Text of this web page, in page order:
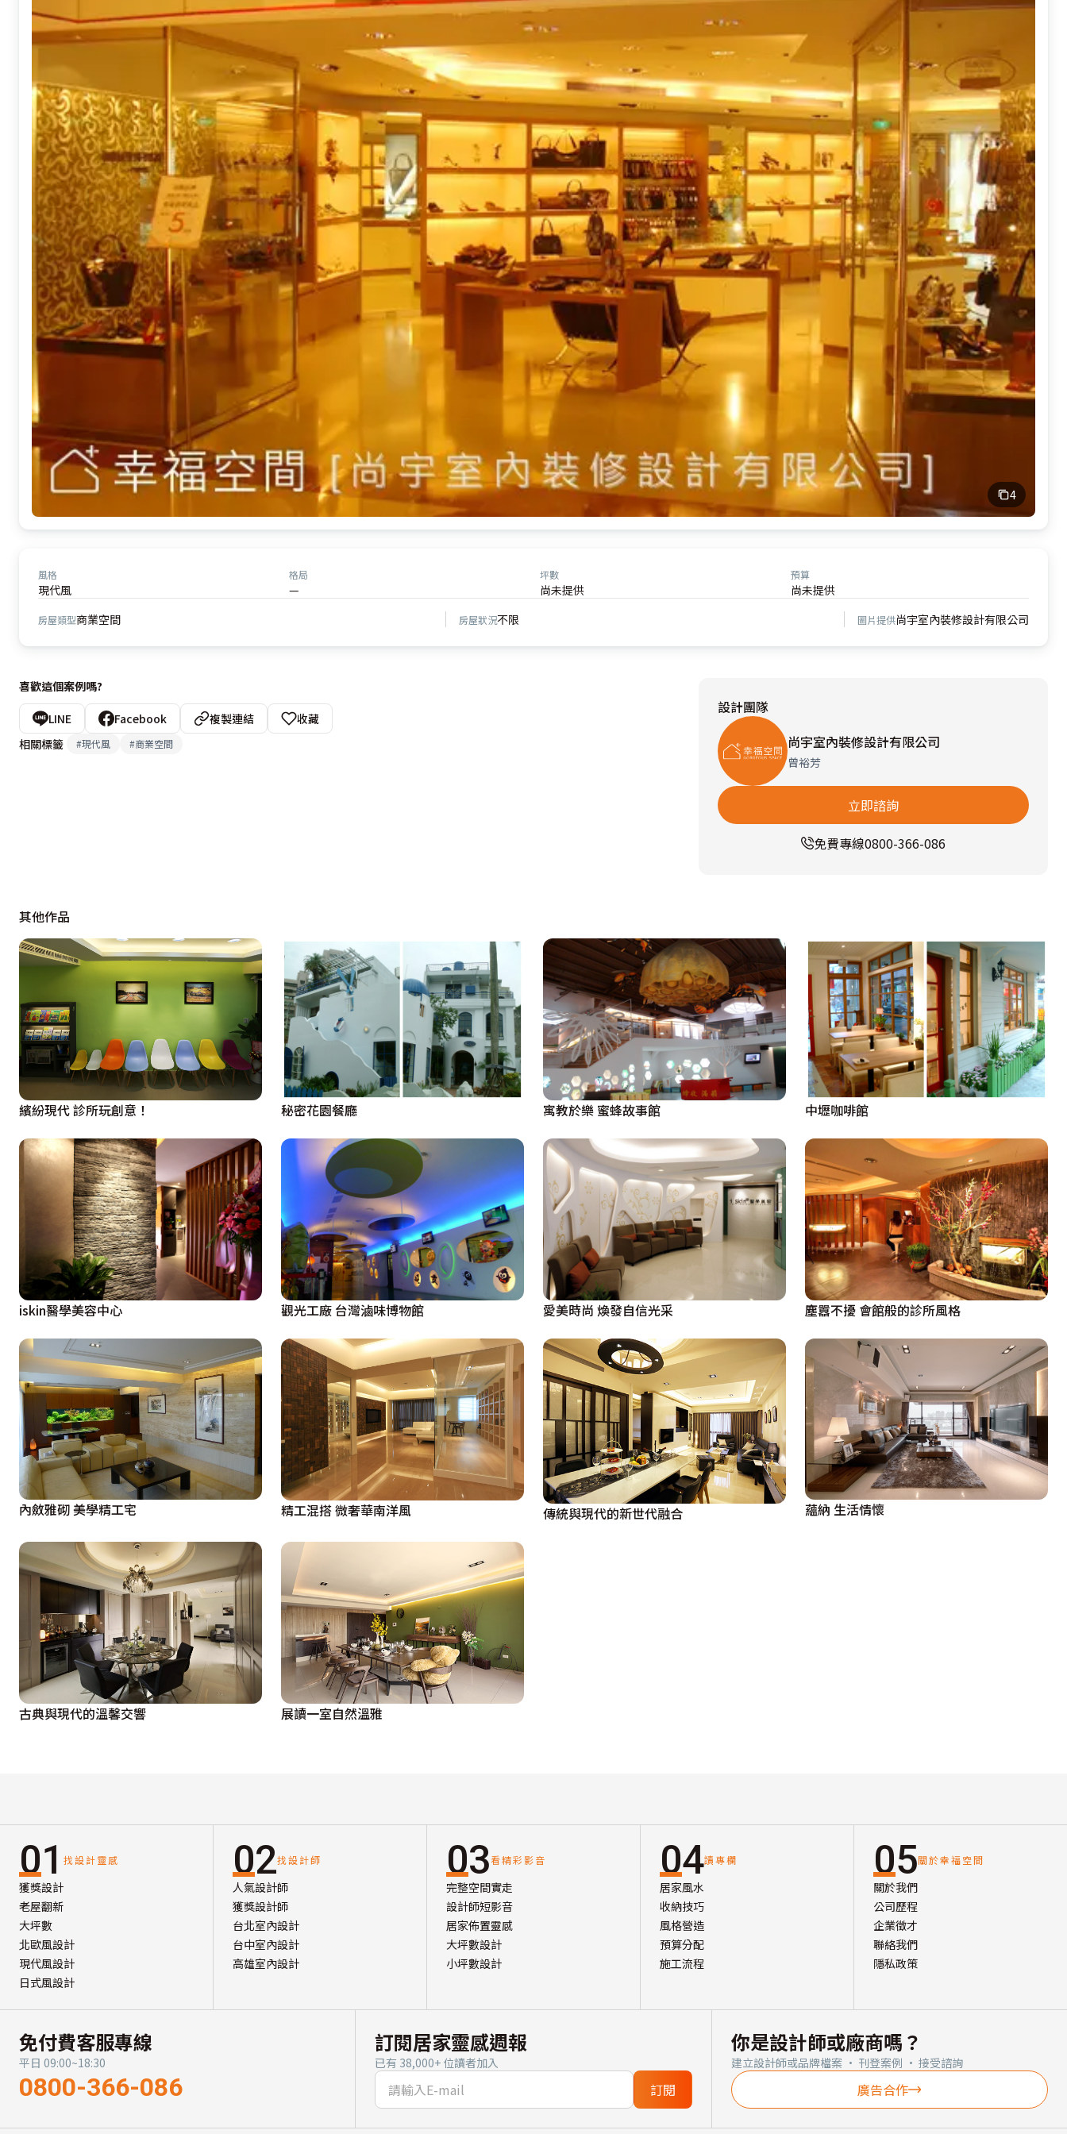
4
風格
現代風
格局
—
坪數
尚未提供
預算
尚未提供
房屋類型商業空間 房屋狀況不限 圖片提供尚宇室內裝修設計有限公司
喜歡這個案例嗎?
LINE Facebook 複製連結
收藏
相關標籤
#現代風 #商業空間
設計團隊
尚宇室內裝修設計有限公司
曾裕芳
立即諮詢
免費專線0800-366-086
其他作品
繽紛現代 診所玩創意！ 秘密花園餐廳 寓教於樂 蜜蜂故事館 中壢咖啡館
iskin醫學美容中心 觀光工廠 台灣滷味博物館 愛美時尚 煥發自信光采 塵囂不擾 會館般的診所風格
內斂雅砌 美學精工宅 精工混搭 微奢華南洋風 傳統與現代的新世代融合 蘊納 生活情懷
古典與現代的溫馨交響 展讀一室自然溫雅
01 找設計靈感
獲獎設計
老屋翻新
大坪數
北歐風設計
現代風設計
日式風設計
02找設計師
人氣設計師
獲獎設計師
台北室內設計
台中室內設計
高雄室內設計
03看精彩影音
完整空間實走
設計師短影音
居家佈置靈感
大坪數設計
小坪數設計
04讀專欄
居家風水
收納技巧
風格營造
預算分配
施工流程
05關於幸福空間
關於我們
公司歷程
企業徵才
聯絡我們
隱私政策
免付費客服專線
平日 09:00~18:30
0800-366-086
訂閱居家靈感週報
已有 38,000+ 位讀者加入
訂閱
你是設計師或廠商嗎？
建立設計師或品牌檔案 · 刊登案例 · 接受諮詢
廣告合作